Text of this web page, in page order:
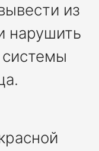
из
нарушить